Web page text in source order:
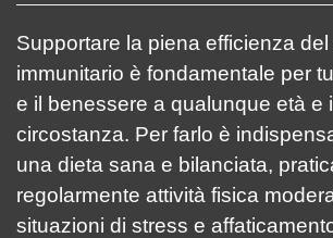
Supportare la piena efficienza
immunitario è fondamentale per
e il benessere a qualunque età e
circostanza. Per farlo è
una dieta sana e bilanciata,
regolarmente attività fisica
situazioni di stress e